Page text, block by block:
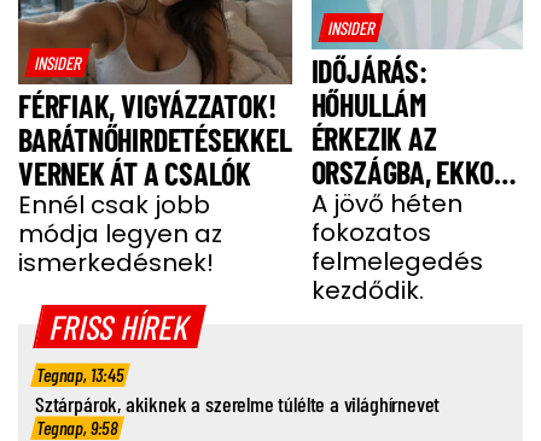
INSIDER
FÉRFIAK, VIGYÁZZATOK!
BARÁTNŐHIRDETÉSEKKEL
VERNEK ÁT A CSALÓK
Ennél csak jobb
módja legyen az
ismerkedésnek!
INSIDER
IDŐJÁRÁS:
HŐHULLÁM
ÉRKEZIK AZ
ORSZÁGBA, EKKOR
ÉR IDE
A jövő héten
fokozatos
felmelegedés
kezdődik.
FRISS HÍREK
Tegnap, 13:45
Sztárpárok, akiknek a szerelme túlélte a világhírnevet
Tegnap, 9:58